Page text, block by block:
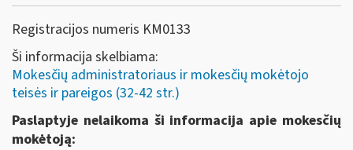
Registracijos numeris KM0133
Ši informacija skelbiama:
Mokesčių administratoriaus ir mokesčių mokėtojo
teisės ir pareigos (32-42 str.)
Paslaptyje nelaikoma ši informacija apie mokesčių
mokėtoją: